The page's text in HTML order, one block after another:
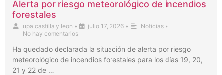
Alerta por riesgo meteorológico de incendios
forestales
upa castilla y leon • julio 17, 2026 • Noticias •
No hay comentarios
Ha quedado declarada la situación de alerta por riesgo
meteorológico de incendios forestales para los días 19, 20,
21 y 22 de …